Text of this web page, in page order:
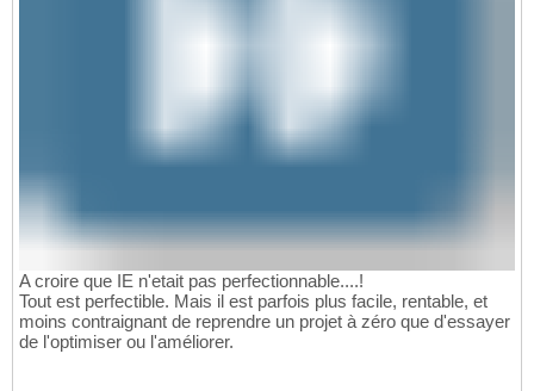
A croire que IE n'etait pas perfectionnable....!
Tout est perfectible. Mais il est parfois plus facile, rentable, et
moins contraignant de reprendre un projet à zéro que d'essayer
de l'optimiser ou l'améliorer.